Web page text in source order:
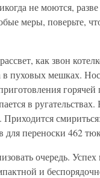
не моются, разве
меры, поверьте,
как звон
пуховых мешках.
в
для переноски 462
очередь.
и